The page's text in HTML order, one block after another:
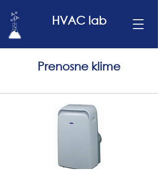
HVAC lab
Prenosne klime